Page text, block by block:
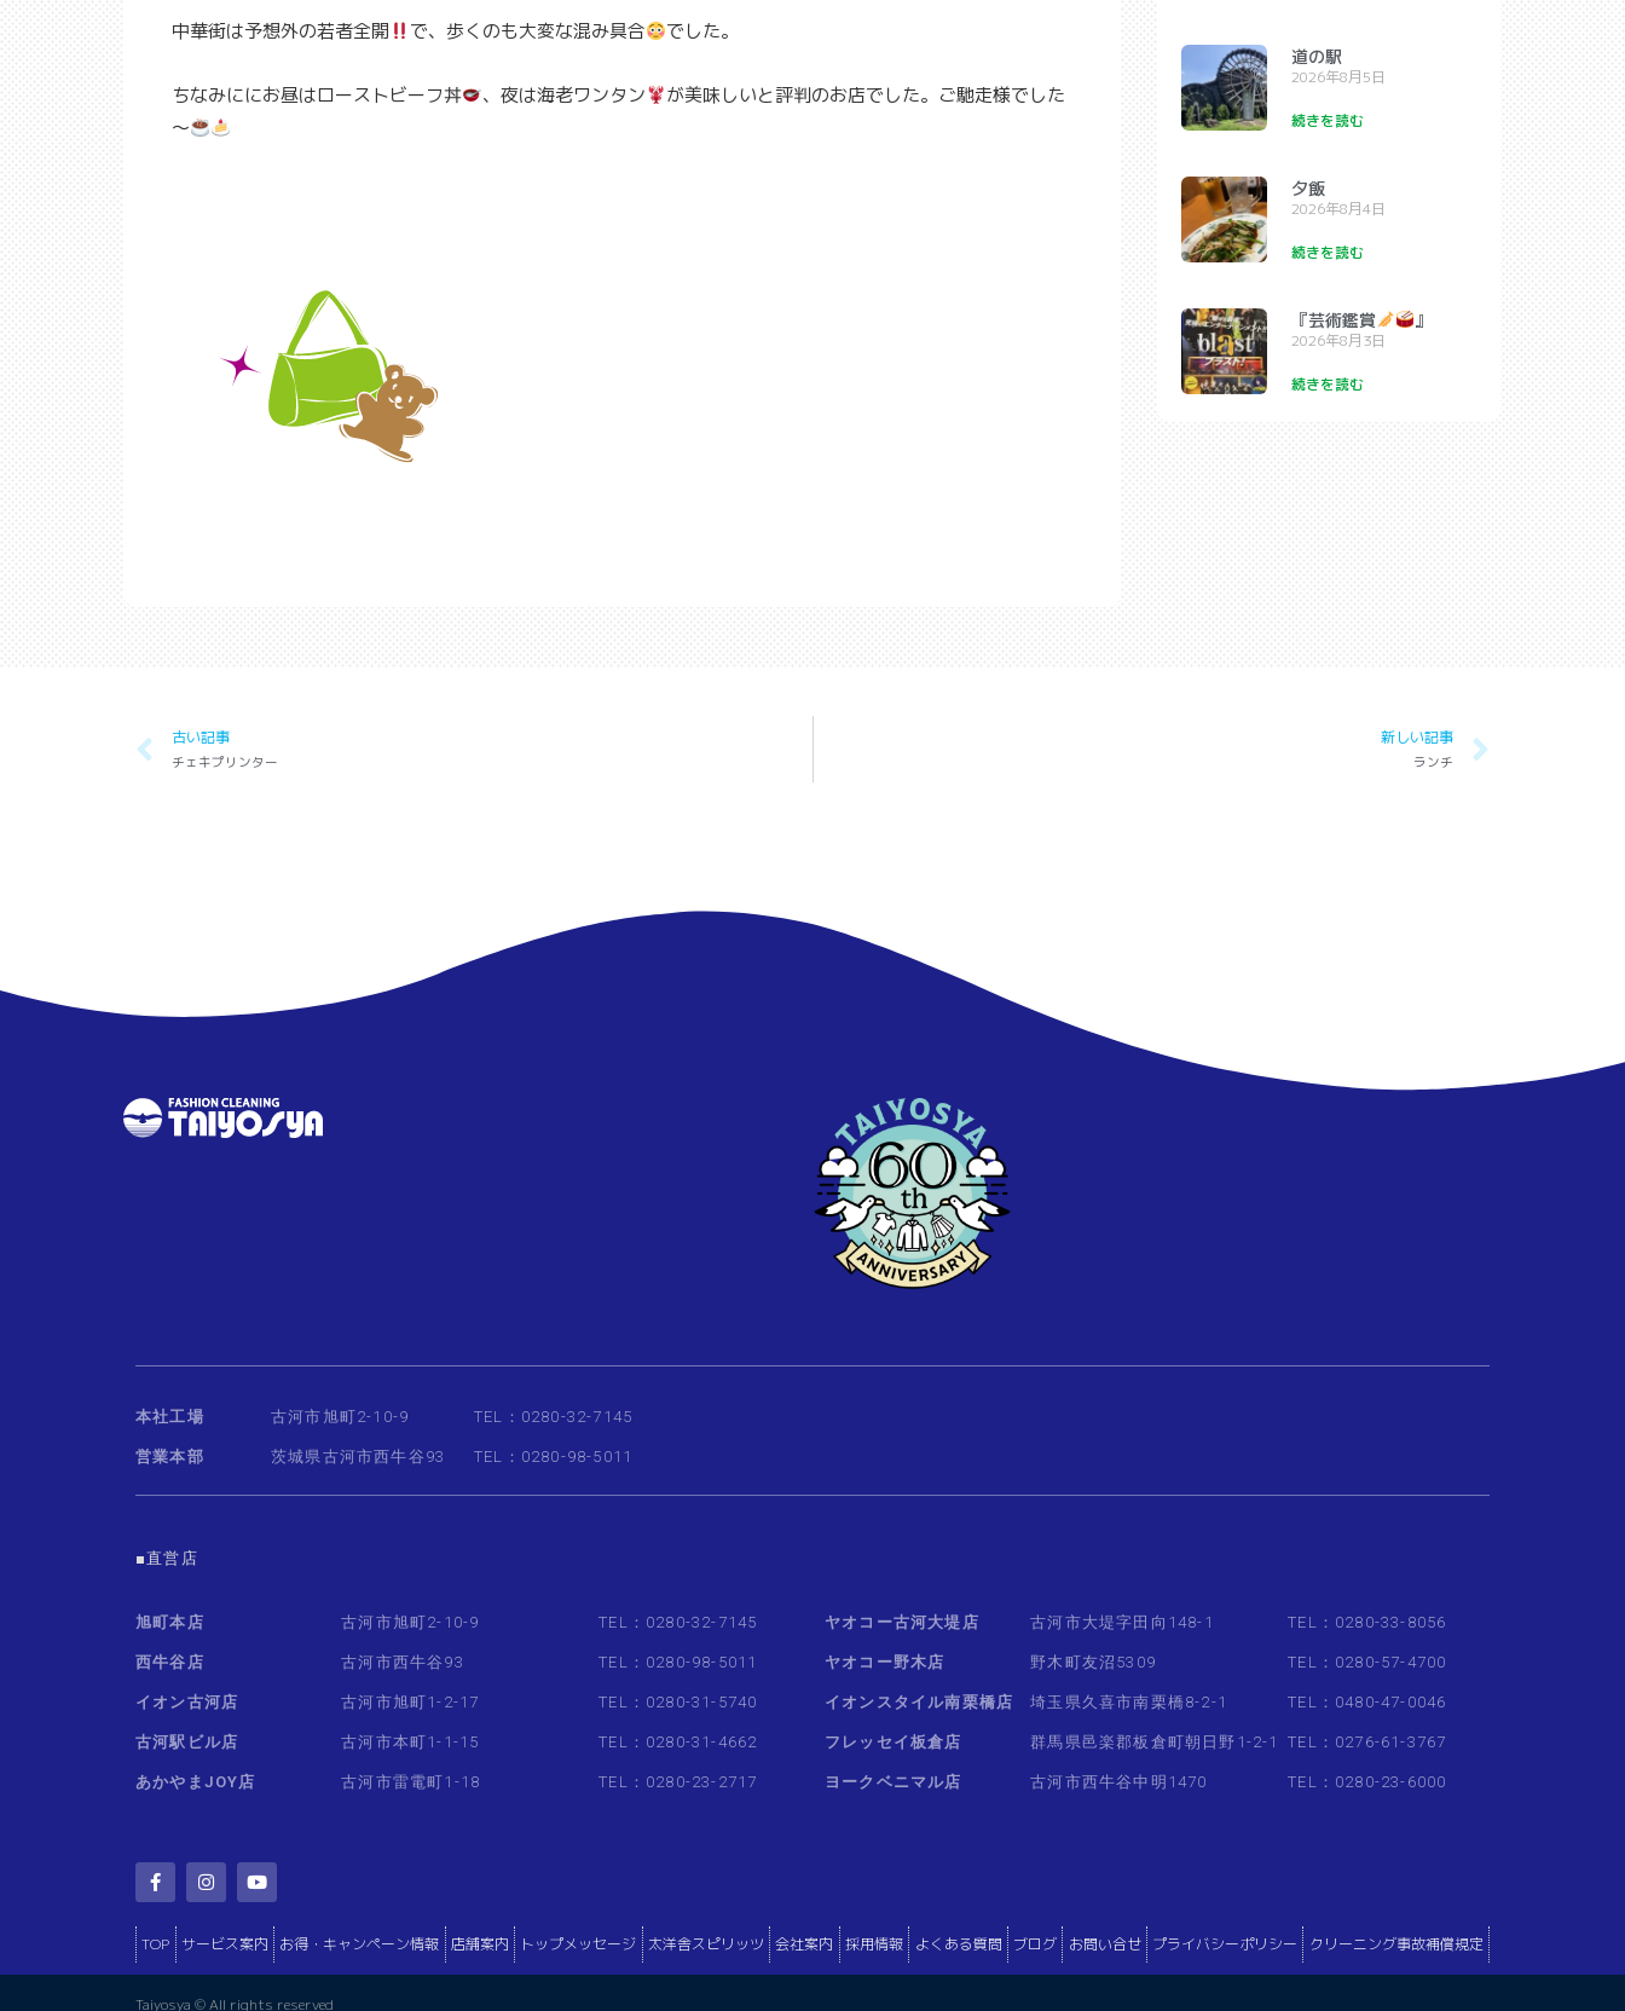
中華街は予想外の若者全開 で、歩くのも大変な混み具合 でした。
ちなみににお昼はローストビーフ丼 、夜は海老ワンタン
が美味しいと評判のお店でした。ご馳走様でした
～
道の駅
2026年8月5日
続きを読む
夕飯
2026年8月4日
続きを読む
『芸術鑑賞 』
2026年8月3日
続きを読む
古い記事
チェキプリンター
新しい記事
ランチ
本社工場 古河市旭町2-10-9 TEL：0280-32-7145
営業本部 茨城県古河市西牛谷93 TEL：0280-98-5011
■直営店
旭町本店 古河市旭町2-10-9 TEL：0280-32-7145
西牛谷店 古河市西牛谷93 TEL：0280-98-5011
イオン古河店 古河市旭町1-2-17 TEL：0280-31-5740
古河駅ビル店 古河市本町1-1-15 TEL：0280-31-4662
あかやまJOY店 古河市雷電町1-18 TEL：0280-23-2717
ヤオコー古河大堤店 古河市大堤字田向148-1 TEL：0280-33-8056
ヤオコー野木店 野木町友沼5309 TEL：0280-57-4700
イオンスタイル南栗橋店 埼玉県久喜市南栗橋8-2-1 TEL：0480-47-0046
フレッセイ板倉店 群馬県邑楽郡板倉町朝日野1-2-1 TEL：0276-61-3767
ヨークベニマル店 古河市西牛谷中明1470 TEL：0280-23-6000
TOP サービス案内 お得・キャンペーン情報 店舗案内 トップメッセージ 太洋舎スピリッツ 会社案内 採用情報 よくある質問 ブログ お問い合せ プライバシーポリシー クリーニング事故補償規定
Taiyosya © All rights reserved